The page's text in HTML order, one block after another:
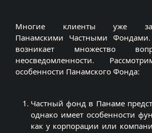
Многие клиенты уже
Панамскими Частными
возникает множество
неосведомленности.
особенности Панамского Фонда:
Частный фонд в Панаме
однако имеет особенности
как у корпорации или